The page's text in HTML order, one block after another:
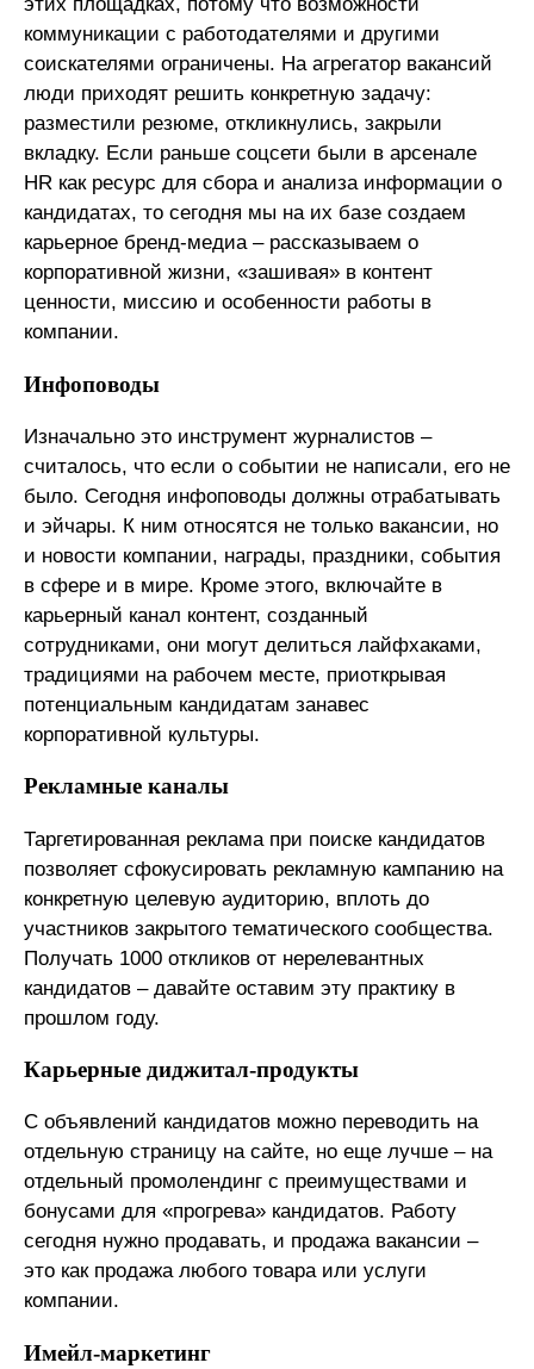
коммуникации с работодателями и другими
соискателями ограничены. На агрегатор вакансий
люди приходят решить конкретную задачу:
разместили резюме, откликнулись, закрыли
вкладку. Если раньше соцсети были в арсенале
HR как ресурс для сбора и анализа информации о
кандидатах, то сегодня мы на их базе создаем
карьерное бренд-медиа – рассказываем о
корпоративной жизни, «зашивая» в контент
ценности, миссию и особенности работы в
компании.
Инфоповоды
Изначально это инструмент журналистов –
считалось, что если о событии не написали, его не
было. Сегодня инфоповоды должны отрабатывать
и эйчары. К ним относятся не только вакансии, но
и новости компании, награды, праздники, события
в сфере и в мире. Кроме этого, включайте в
карьерный канал контент, созданный
сотрудниками, они могут делиться лайфхаками,
традициями на рабочем месте, приоткрывая
потенциальным кандидатам занавес
корпоративной культуры.
Рекламные каналы
Таргетированная реклама при поиске кандидатов
позволяет сфокусировать рекламную кампанию на
конкретную целевую аудиторию, вплоть до
участников закрытого тематического сообщества.
Получать 1000 откликов от нерелевантных
кандидатов – давайте оставим эту практику в
прошлом году.
Карьерные диджитал-продукты
С объявлений кандидатов можно переводить на
отдельную страницу на сайте, но еще лучше – на
отдельный промолендинг с преимуществами и
бонусами для «прогрева» кандидатов. Работу
сегодня нужно продавать, и продажа вакансии –
это как продажа любого товара или услуги
компании.
Имейл-маркетинг